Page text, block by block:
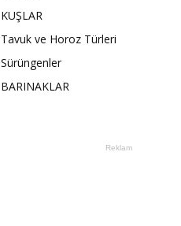
KUŞLAR
Tavuk ve Horoz Türleri
Sürüngenler
BARINAKLAR
Reklam